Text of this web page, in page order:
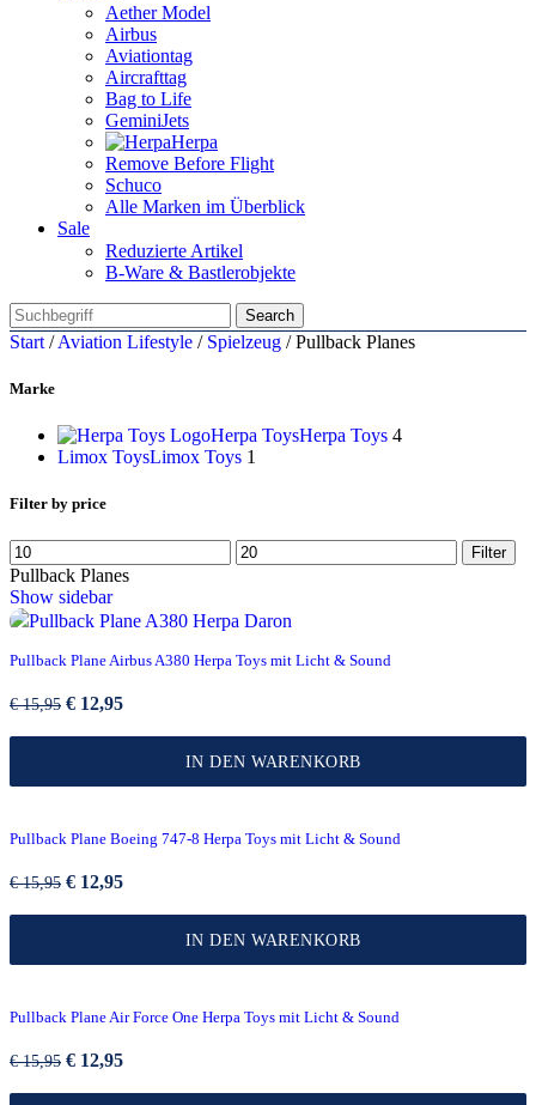
Aether Model
Airbus
Aviationtag
Aircrafttag
Bag to Life
GeminiJets
Herpa
Remove Before Flight
Schuco
Alle Marken im Überblick
Sale
Reduzierte Artikel
B-Ware & Bastlerobjekte
Search
Start / Aviation Lifestyle / Spielzeug / Pullback Planes
Marke
Herpa ToysHerpa Toys 4
Limox ToysLimox Toys 1
Filter by price
Min.
Preis
Max.
Preis
Filter
Pullback Planes
Show sidebar
Pullback Plane Airbus A380 Herpa Toys mit Licht & Sound
€15,95 Ursprünglicher
€ 12,95Aktueller
IN DEN WARENKORB
Pullback Plane Boeing 747-8 Herpa Toys mit Licht & Sound
€15,95 Ursprünglicher
€ 12,95Aktueller
IN DEN WARENKORB
Pullback Plane Air Force One Herpa Toys mit Licht & Sound
€15,95 Ursprünglicher
€ 12,95Aktueller